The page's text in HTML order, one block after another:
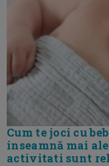
Cum te joci cu
inseamnă mai
activitati sunt